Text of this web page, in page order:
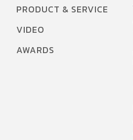
PRODUCT & SERVICE
VIDEO
AWARDS